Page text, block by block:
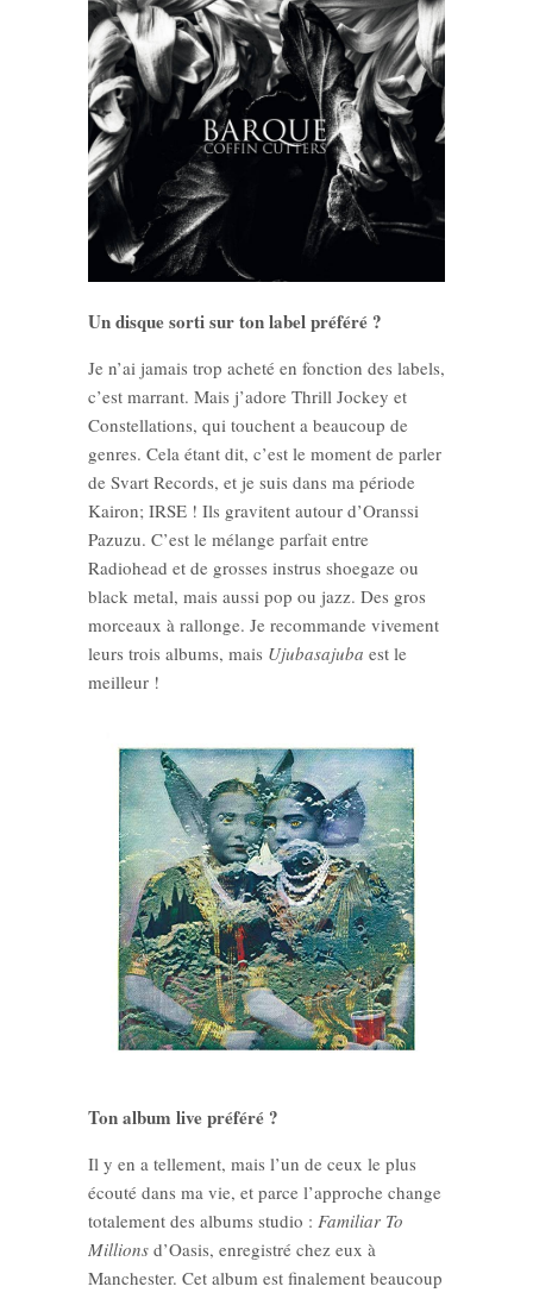
Un disque sorti sur ton label préféré ?
Je n’ai jamais trop acheté en fonction des labels,
c’est marrant. Mais j’adore Thrill Jockey et
Constellations, qui touchent a beaucoup de
genres. Cela étant dit, c’est le moment de parler
de Svart Records, et je suis dans ma période
Kairon; IRSE ! Ils gravitent autour d’Oranssi
Pazuzu. C’est le mélange parfait entre
Radiohead et de grosses instrus shoegaze ou
black metal, mais aussi pop ou jazz. Des gros
morceaux à rallonge. Je recommande vivement
leurs trois albums, mais Ujubasajuba est le
meilleur !
Ton album live préféré ?
Il y en a tellement, mais l’un de ceux le plus
écouté dans ma vie, et parce l’approche change
totalement des albums studio : Familiar To
Millions d’Oasis, enregistré chez eux à
Manchester. Cet album est finalement beaucoup